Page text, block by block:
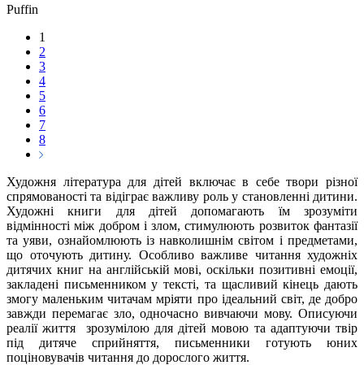
Puffin
1
2
3
4
5
6
7
8
Художня література для дітей включає в себе твори різної
спрямованості та відіграє важливу роль у становленні дитини.
Художні книги для дітей допомагають їм зрозуміти
відмінності між добром і злом, стимулюють розвиток фантазії
та уяви, ознайомлюють із навколишнім світом і предметами,
що оточують дитину. Особливо важливе читання художніх
дитячих книг на англійській мові, оскільки позитивні емоції,
закладені письменником у тексті, та щасливий кінець дають
змогу маленьким читачам мріяти про ідеальний світ, де добро
завжди перемагає зло, одночасно вивчаючи мову. Описуючи
реалії життя зрозумілою для дітей мовою та адаптуючи твір
під дитяче сприйняття, письменники готують юних
поціновувачів читання до дорослого життя.